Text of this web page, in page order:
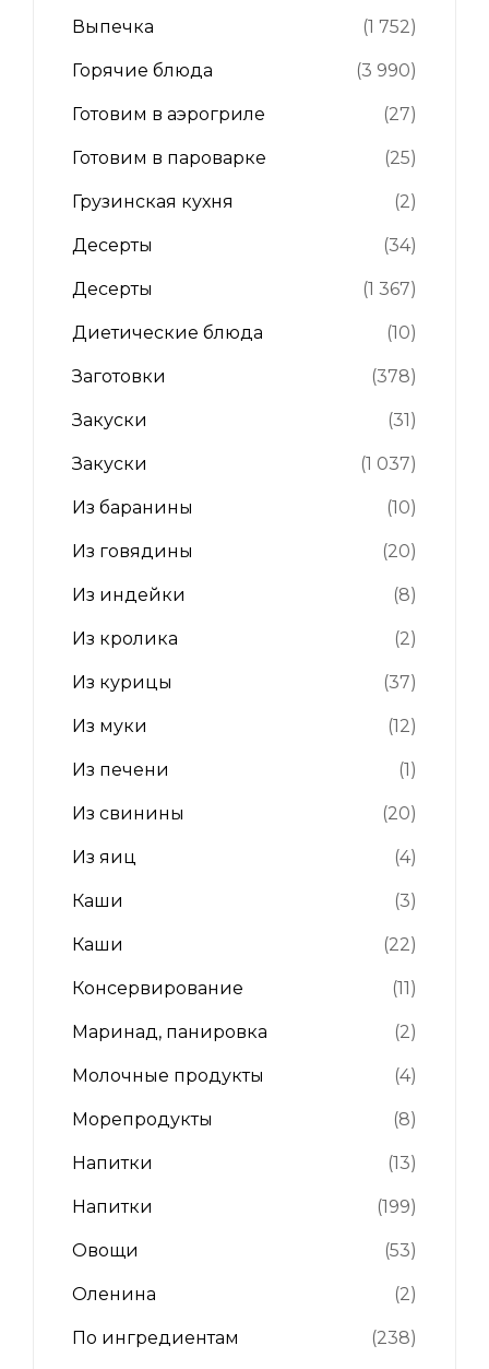
Выпечка (1 752)
Горячие блюда (3 990)
Готовим в аэрогриле (27)
Готовим в пароварке (25)
Грузинская кухня (2)
Десерты (34)
Десерты (1 367)
Диетические блюда (10)
Заготовки (378)
Закуски (31)
Закуски (1 037)
Из баранины (10)
Из говядины (20)
Из индейки (8)
Из кролика (2)
Из курицы (37)
Из муки (12)
Из печени (1)
Из свинины (20)
Из яиц (4)
Каши (3)
Каши (22)
Консервирование (11)
Маринад, панировка (2)
Молочные продукты (4)
Морепродукты (8)
Напитки (13)
Напитки (199)
Овощи (53)
Оленина (2)
По ингредиентам (238)